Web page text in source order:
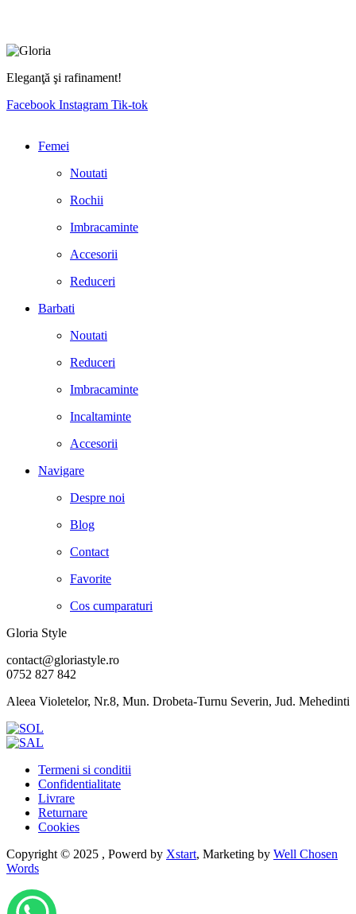
Eleganţă şi rafinament!
Facebook Instagram Tik-tok
Femei
Noutati
Rochii
Imbracaminte
Accesorii
Reduceri
Barbati
Noutati
Reduceri
Imbracaminte
Incaltaminte
Accesorii
Navigare
Despre noi
Blog
Contact
Favorite
Cos cumparaturi
Gloria Style
contact@gloriastyle.ro
0752 827 842
Aleea Violetelor, Nr.8, Mun. Drobeta-Turnu Severin, Jud. Mehedinti
Termeni si conditii
Confidentialitate
Livrare
Returnare
Cookies
Copyright © 2025 , Powerd by Xstart, Marketing by Well Chosen
Words